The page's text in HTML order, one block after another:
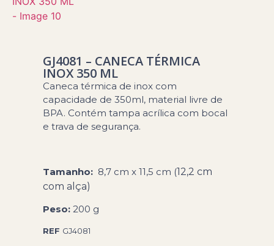
GJ4081 – CANECA TÉRMICA
INOX 350 ML
Caneca térmica de inox com
capacidade de 350ml, material livre de
BPA. Contém tampa acrílica com bocal
e trava de segurança.
Tamanho: 8,7 cm x 11,5 cm (12,2 cm
com alça)
Peso: 200 g
REF GJ4081